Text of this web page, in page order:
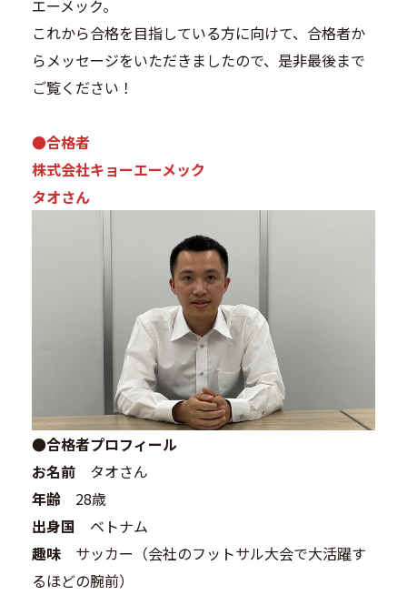
エーメック。
これから合格を目指している方に向けて、合格者か
らメッセージをいただきましたので、是非最後まで
ご覧ください！
●合格者
株式会社キョーエーメック
タオさん
●合格者プロフィール
お名前 タオさん
年齢 28歳
出身国 ベトナム
趣味 サッカー（会社のフットサル大会で大活躍す
るほどの腕前）